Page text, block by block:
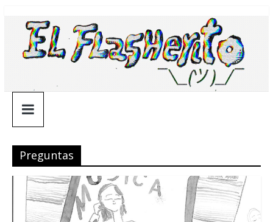
contenido
¯\_(ツ)_/
¯
Preguntas